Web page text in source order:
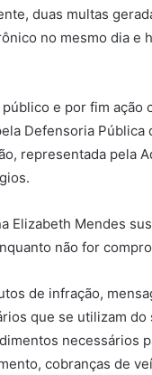
duas multas
no mesmo dia e
e por fim ação
Defensoria Pública
representada pela
Elizabeth Mendes
não for
de infração,
que se utilizam do
necessários
cobranças de